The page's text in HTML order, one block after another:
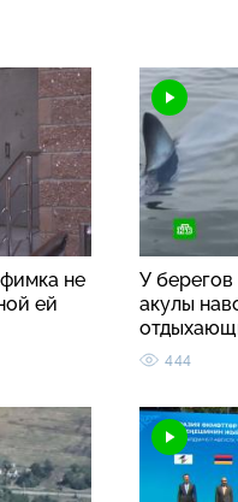
не
ей
У
акулы
444